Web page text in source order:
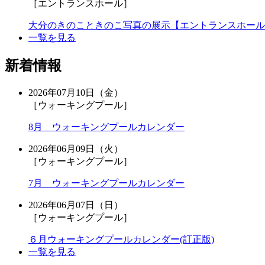
［エントランスホール］
大分のきのこときのこ写真の展示【エントランスホー
一覧を見る
新着情報
2026年07月10日（金）
［ウォーキングプール］
8月 ウォーキングプールカレンダー
2026年06月09日（火）
［ウォーキングプール］
7月 ウォーキングプールカレンダー
2026年06月07日（日）
［ウォーキングプール］
６月ウォーキングプールカレンダー(訂正版)
一覧を見る